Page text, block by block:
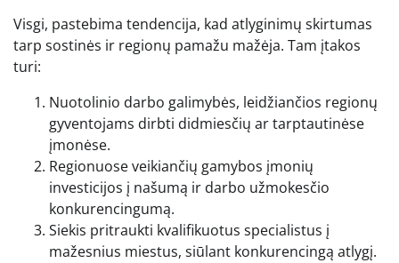
Visgi, pastebima tendencija, kad atlyginimų skirtumas
tarp sostinės ir regionų pamažu mažėja. Tam įtakos
turi:
Nuotolinio darbo galimybės, leidžiančios regionų
gyventojams dirbti didmiesčių ar tarptautinėse
įmonėse.
Regionuose veikiančių gamybos įmonių
investicijos į našumą ir darbo užmokesčio
konkurencingumą.
Siekis pritraukti kvalifikuotus specialistus į
mažesnius miestus, siūlant konkurencingą atlygį.